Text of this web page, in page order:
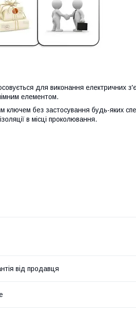
для виконання електричних
елементом.
без застосування будь-яких
в місці проколювання.
від продавця